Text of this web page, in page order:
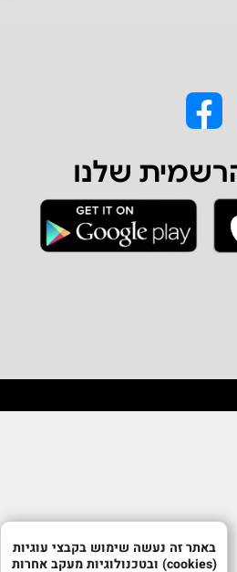
שלנו
באתר זה נעשה שימוש בקבצי עוגיות
(cookies) ובטכנולוגיות מעקב אחרות